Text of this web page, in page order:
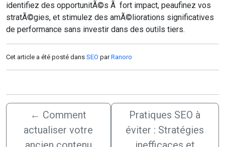
identifiez des opportunitÃ©s Ã fort impact, peaufinez vos
stratÃ©gies, et stimulez des amÃ©liorations significatives
de performance sans investir dans des outils tiers.
Cet article a été posté dans SEO parRanoro
← Comment
actualiser votre
Pratiques SEO à
éviter : Stratégies